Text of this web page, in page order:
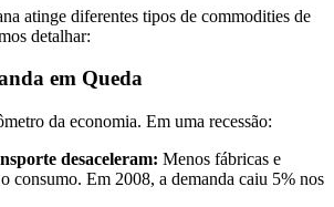
atinge diferentes tipos de commodities de
detalhar:
em Queda
da economia. Em uma recessão:
desaceleram: Menos fábricas e
consumo. Em 2008, a demanda caiu 5% nos